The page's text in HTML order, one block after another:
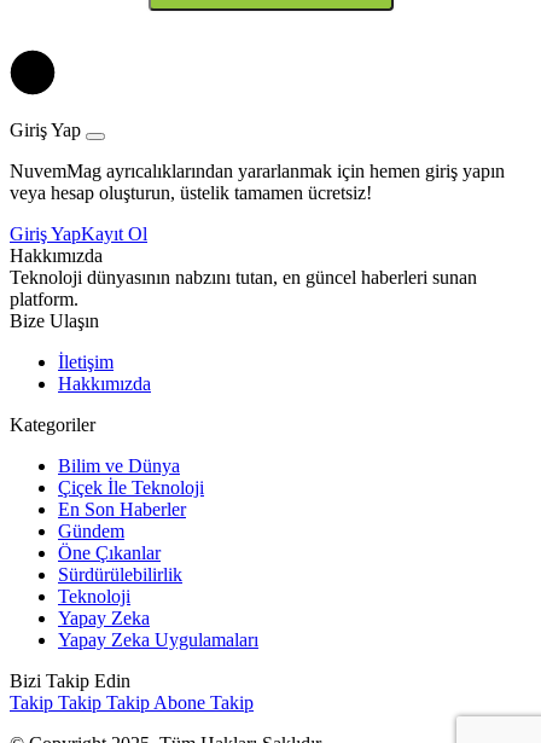
Giriş Yap
NuvemMag ayrıcalıklarından yararlanmak için hemen giriş yapın
veya hesap oluşturun, üstelik tamamen ücretsiz!
Giriş YapKayıt Ol
Hakkımızda
Teknoloji dünyasının nabzını tutan, en güncel haberleri sunan
platform.
Bize Ulaşın
İletişim
Hakkımızda
Kategoriler
Bilim ve Dünya
Çiçek İle Teknoloji
En Son Haberler
Gündem
Öne Çıkanlar
Sürdürülebilirlik
Teknoloji
Yapay Zeka
Yapay Zeka Uygulamaları
Bizi Takip Edin
Takip Takip Takip Abone Takip